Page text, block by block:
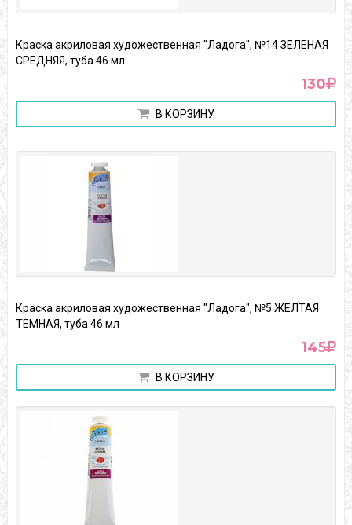
Краска акриловая художественная "Ладога", №14 ЗЕЛЕНАЯ
СРЕДНЯЯ, туба 46 мл
130
В КОРЗИНУ
Краска акриловая художественная "Ладога", №5 ЖЕЛТАЯ
ТЕМНАЯ, туба 46 мл
145
В КОРЗИНУ